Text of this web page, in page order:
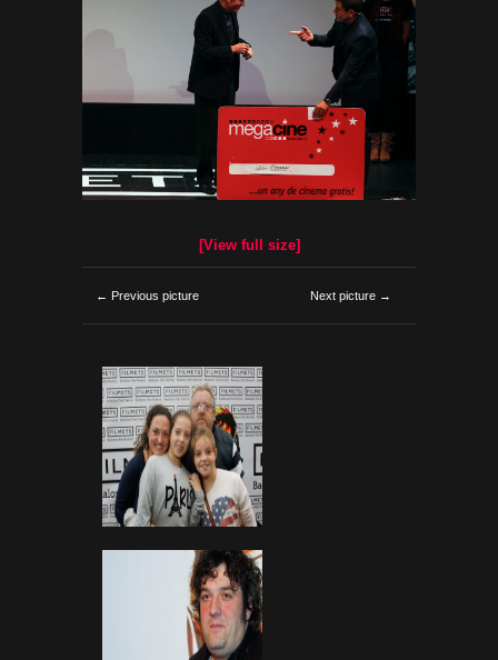
[View full size]
← Previous picture Next picture →